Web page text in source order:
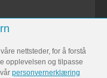
nettsteder, for å forstå
opplevelsen og tilpasse
personvernerklæring